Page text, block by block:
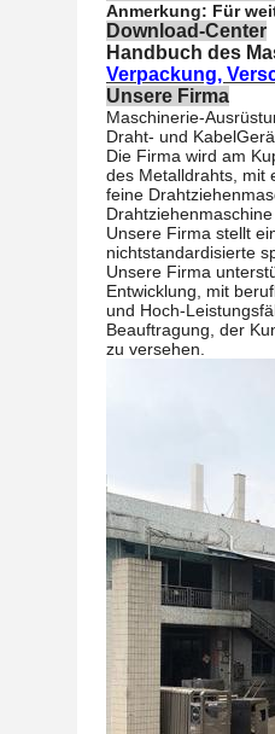
Anmerkung: Für
Download-Center
Handbuch des
Verpackung,
Unsere Firma
Maschinerie-
Draht- und
Die Firma wird am
des Metalldrahts, mit
feine
Unsere Firma stellt
nichtstandardisierte
Unsere Firma
Entwicklung, mit
und Hoch-
Beauftragung, der
zu versehen.